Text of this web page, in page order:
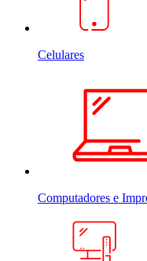
Celulares
Computadores e